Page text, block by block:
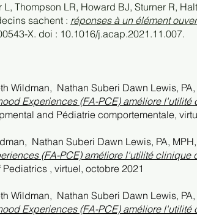
Thompson LR, Howard BJ, Sturner R,
sachent : réponses à un élément
X. doi : 10.1016/j.acap.2021.11.007.
Wildman, Nathan Suberi Dawn Lewis,
Experiences (FA-PCE) améliore l'utilité
and Pédiatrie comportementale,
Nathan Suberi Dawn Lewis, PA,
(FA-PCE) améliore l'utilité clinique
, virtuel, octobre 2021
Wildman, Nathan Suberi Dawn Lewis,
Experiences (FA-PCE) améliore l'utilité